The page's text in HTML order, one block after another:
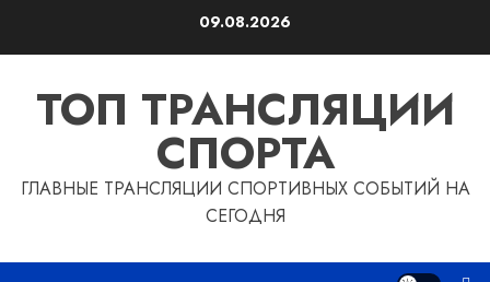
09.08.2026
ТОП ТРАНСЛЯЦИИ
СПОРТА
ГЛАВНЫЕ ТРАНСЛЯЦИИ СПОРТИВНЫХ СОБЫТИЙ НА
СЕГОДНЯ